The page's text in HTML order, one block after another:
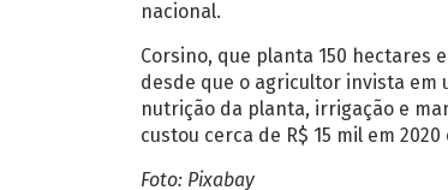
nacional.
Corsino, que planta 150 hectares
desde que o agricultor invista em
nutrição da planta, irrigação e
custou cerca de R$ 15 mil em
Foto: Pixabay